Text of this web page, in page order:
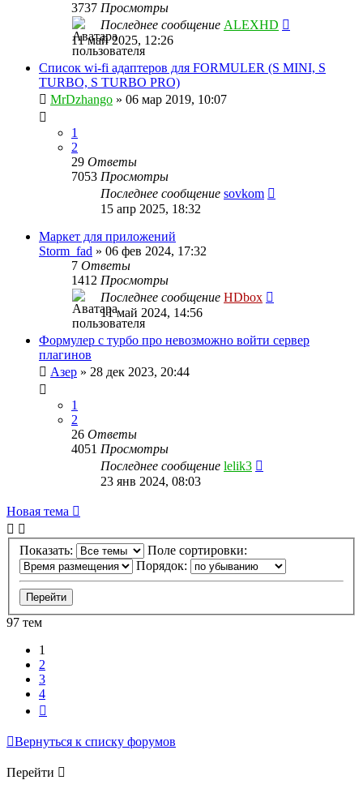
3737 Просмотры
Последнее сообщение ALEXHD
11 май 2025, 12:26
Список wi-fi адаптеров для FORMULER (S MINI, S
TURBO, S TURBO PRO)
MrDzhango » 06 мар 2019, 10:07
1
2
29 Ответы
7053 Просмотры
Последнее сообщение sovkom
15 апр 2025, 18:32
Маркет для приложений
Storm_fad » 06 фев 2024, 17:32
7 Ответы
1412 Просмотры
Последнее сообщение HDbox
11 май 2024, 14:56
Формулер с турбо про невозможно войти сервер
плагинов
Азер » 28 дек 2023, 20:44
1
2
26 Ответы
4051 Просмотры
Последнее сообщение lelik3
23 янв 2024, 08:03
Новая тема
Показать:
Поле сортировки:
Порядок:
97 тем
1
2
3
4
Вернуться к списку форумов
Перейти